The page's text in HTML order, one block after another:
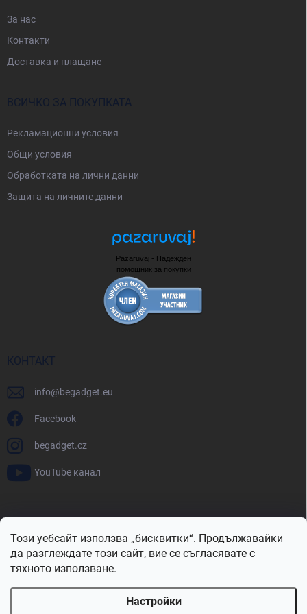
Този уебсайт използва „бисквитки“. Продължавайки
да разглеждате този сайт, вие се съгласявате с
тяхното използване.
Настройки
За нас
Контакти
Доставка и плащане
ВСИЧКО ЗА ПОКУПКАТА
Рекламационни условия
Общи условия
Oбработката на лични данни
Защита на личните данни
Pazaruvaj - Надежден
помощник за покупки
КОНТАКТ
info@begadget.eu
Facebook
begadget.cz
YouTube канал
BeGadget.ro
BeGadget.pl BeGadget.hr BeGadget.si